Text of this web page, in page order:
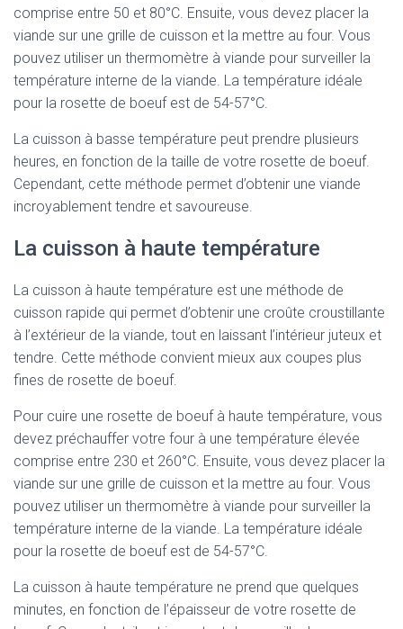
comprise entre 50 et 80°C. Ensuite, vous devez placer la
viande sur une grille de cuisson et la mettre au four. Vous
pouvez utiliser un thermomètre à viande pour surveiller la
température interne de la viande. La température idéale
pour la rosette de boeuf est de 54-57°C.
La cuisson à basse température peut prendre plusieurs
heures, en fonction de la taille de votre rosette de boeuf.
Cependant, cette méthode permet d’obtenir une viande
incroyablement tendre et savoureuse.
La cuisson à haute température
La cuisson à haute température est une méthode de
cuisson rapide qui permet d’obtenir une croûte croustillante
à l’extérieur de la viande, tout en laissant l’intérieur juteux et
tendre. Cette méthode convient mieux aux coupes plus
fines de rosette de boeuf.
Pour cuire une rosette de boeuf à haute température, vous
devez préchauffer votre four à une température élevée
comprise entre 230 et 260°C. Ensuite, vous devez placer la
viande sur une grille de cuisson et la mettre au four. Vous
pouvez utiliser un thermomètre à viande pour surveiller la
température interne de la viande. La température idéale
pour la rosette de boeuf est de 54-57°C.
La cuisson à haute température ne prend que quelques
minutes, en fonction de l’épaisseur de votre rosette de